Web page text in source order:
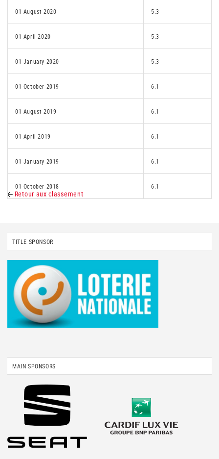
01 August 2020 5.3
01 April 2020 5.3
01 January 2020 5.3
01 October 2019 6.1
01 August 2019 6.1
01 April 2019 6.1
01 January 2019 6.1
01 October 2018 6.1
Retour aux classement
TITLE SPONSOR
MAIN SPONSORS